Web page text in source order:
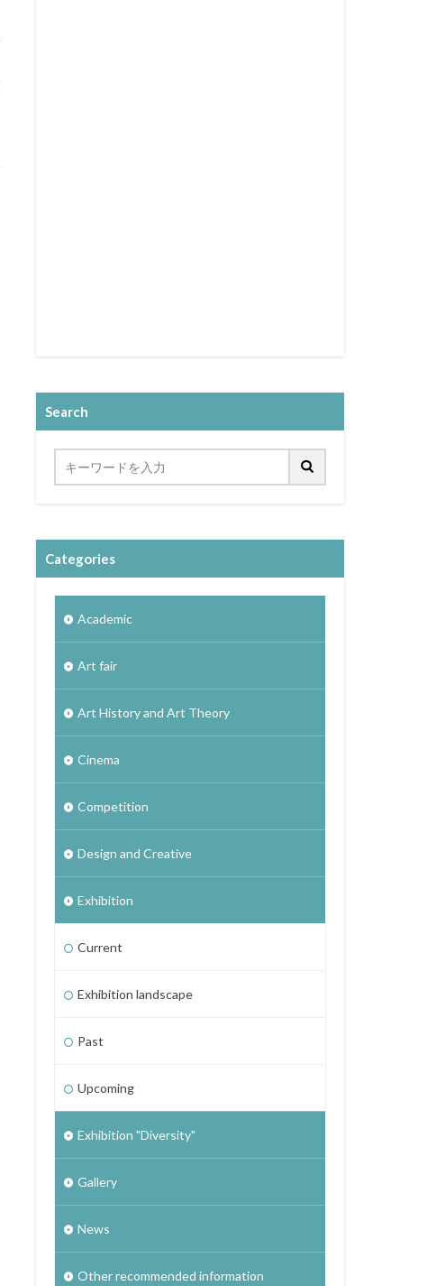
Search
Categories
Academic
Art fair
Art History and Art Theory
Cinema
Competition
Design and Creative
Exhibition
Current
Exhibition landscape
Past
Upcoming
Exhibition "Diversity"
Gallery
News
Other recommended information